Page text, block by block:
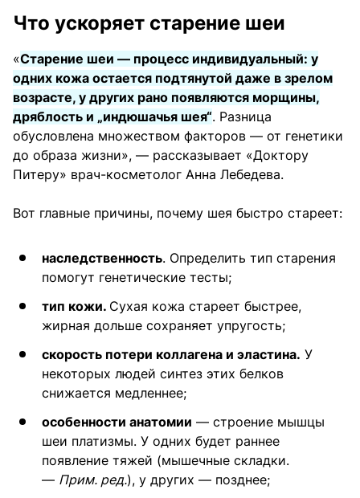
Что ускоряет старение шеи
«Старение шеи — процесс индивидуальный: у
одних кожа остается подтянутой даже в зрелом
возрасте, у других рано появляются морщины,
дряблость и „индюшачья шея“. Разница
обусловлена множеством факторов — от генетики
до образа жизни», — рассказывает «Доктору
Питеру» врач-косметолог Анна Лебедева.
Вот главные причины, почему шея быстро стареет:
наследственность. Определить тип старения
помогут генетические тесты;
тип кожи. Сухая кожа стареет быстрее,
жирная дольше сохраняет упругость;
скорость потери коллагена и эластина. У
некоторых людей синтез этих белков
снижается медленнее;
особенности анатомии — строение мышцы
шеи платизмы. У одних будет раннее
появление тяжей (мышечные складки.
— Прим. ред.), у других — позднее;